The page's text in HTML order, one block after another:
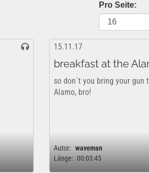
Pro Seite:
15.11.17
breakfast at the
so don´t you bring your gun
Alamo, bro!
Autor: waveman
Länge: 00:03:45